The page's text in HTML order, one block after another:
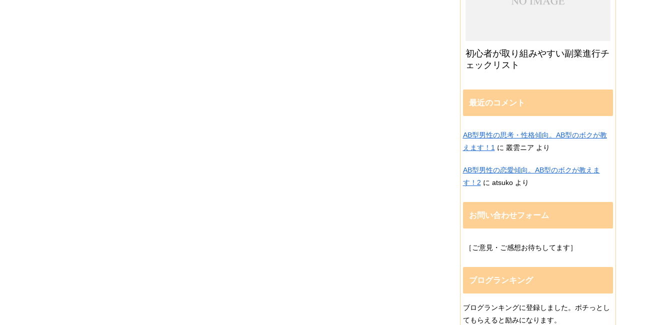
初心者が取り組みやすい副業進行チ
ェックリスト
最近のコメント
AB型男性の思考・性格傾向。AB型のボクが教
えます！1に 叢雲ニア より
AB型男性の恋愛傾向。AB型のボクが教えま
す！2 に atsukoより
お問い合わせフォーム
［ご意見・ご感想お待ちしてます］
ブログランキング
ブログランキングに登録しました。ポチっとし
てもらえると励みになります。